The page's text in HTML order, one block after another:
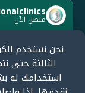
متصل الآن
هل تحتاج
ابدأ الدردشة
روابط سريعة
من نحن
المدونة الطبية
نحن نستخدم
الثالثة
استخدامك له